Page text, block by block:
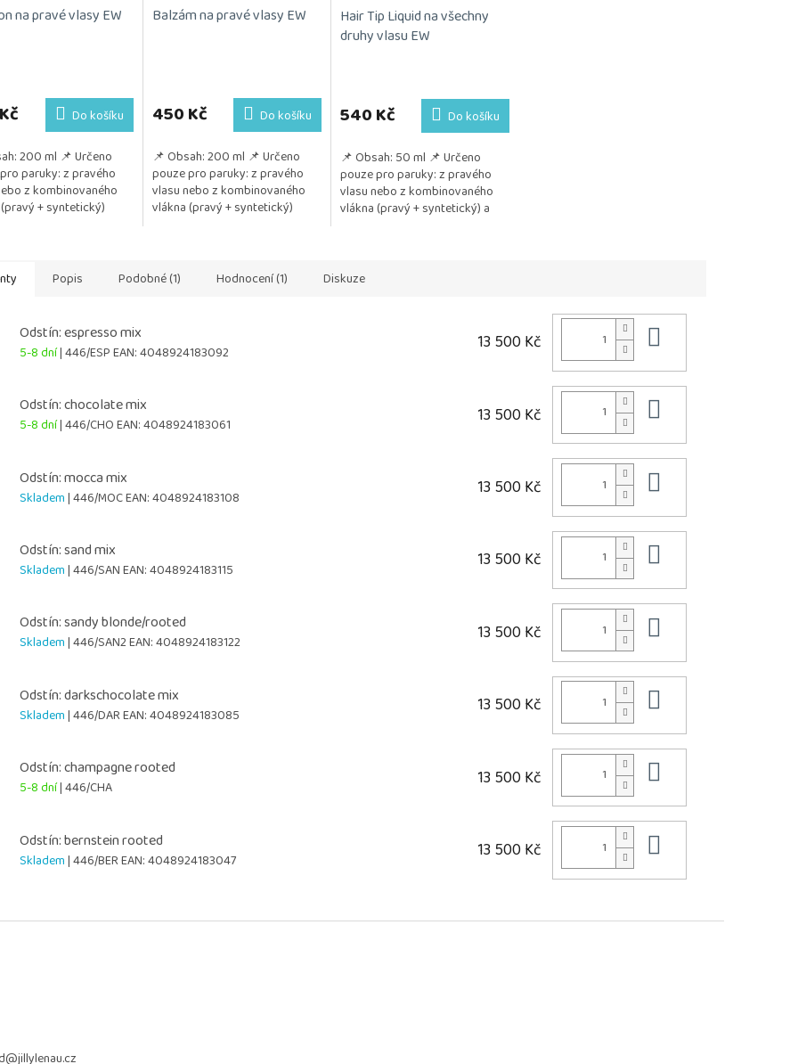
na pravé vlasy EW
Do košíku
200 ml 📌 Určeno
paruky: z pravého
z kombinovaného
+ syntetický)
Balzám na pravé vlasy EW
450 Kč Do košíku
📌 Obsah: 200 ml 📌 Určeno
pouze pro paruky: z pravého
vlasu nebo z kombinovaného
vlákna (pravý + syntetický)
Hair Tip Liquid na všechny
druhy vlasu EW
540 Kč Do košíku
📌 Obsah: 50 ml 📌 Určeno
pouze pro paruky: z pravého
vlasu nebo z kombinovaného
vlákna (pravý + syntetický) a
Popis Podobné (1) Hodnocení (1) Diskuze
Odstín: espresso mix
5-8 dní| 446/ESPEAN:4048924183092 13 500 Kč
Odstín: chocolate mix
5-8 dní| 446/CHOEAN:4048924183061 13 500 Kč
Odstín: mocca mix
Skladem| 446/MOCEAN:4048924183108 13 500 Kč
Odstín: sand mix
Skladem| 446/SANEAN:4048924183115 13 500 Kč
Odstín: sandy blonde/rooted
Skladem| 446/SAN2EAN:4048924183122 13 500 Kč
Odstín: darkschocolate mix
Skladem| 446/DAREAN:4048924183085 13 500 Kč
Odstín: champagne rooted
5-8 dní| 446/CHA 13 500 Kč
Odstín: bernstein rooted
Skladem| 446/BEREAN:4048924183047 13 500 Kč
@jillylenau.cz